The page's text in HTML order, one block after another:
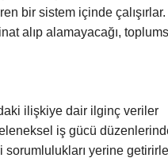
bir sistem içinde çalışırlar.
alıp alamayacağı,
ilişkiye dair ilginç veriler
iş gücü
sorumlulukları yerine